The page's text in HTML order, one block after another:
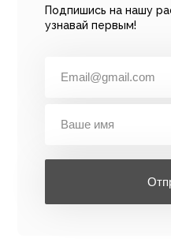
Подпишись на нашу
узнавай первым!